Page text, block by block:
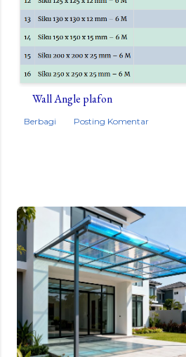
Wall Angle plafon
Berbagi Posting Komentar